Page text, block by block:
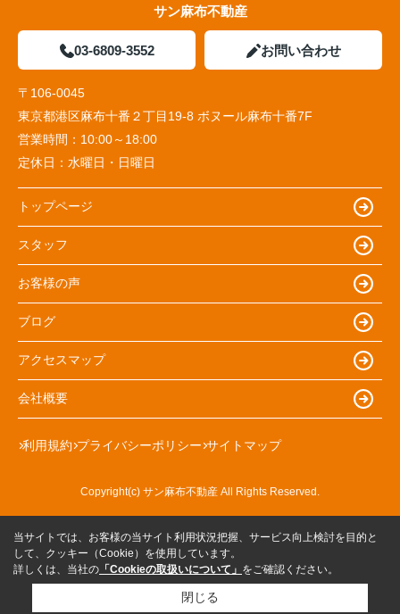
サン麻布不動産
03-6809-3552 お問い合わせ
〒106-0045
東京都港区麻布十番２丁目19-8 ボヌール麻布十番7F
営業時間： 10:00～18:00
定休日： 水曜日・日曜日
トップページ
スタッフ
お客様の声
ブログ
アクセスマップ
会社概要
利用規約 プライバシーポリシー サイトマップ
Copyright(c) サン麻布不動産 All Rights Reserved.
当サイトでは、お客様の当サイト利用状況把握、サービス向上検討を目的と
して、クッキー（Cookie）を使用しています。
詳しくは、当社の 「Cookieの取扱いについて」 をご確認ください。
閉じる